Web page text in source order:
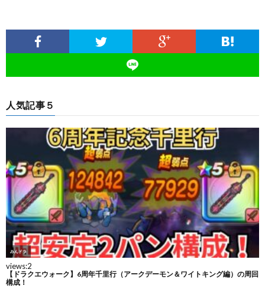
人気記事５